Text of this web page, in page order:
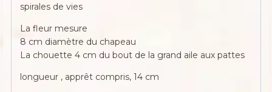
spirales de vies
La fleur mesure
8 cm diamètre du chapeau
La chouette 4 cm du bout de la grand aile aux pattes
longueur , apprêt compris, 14 cm